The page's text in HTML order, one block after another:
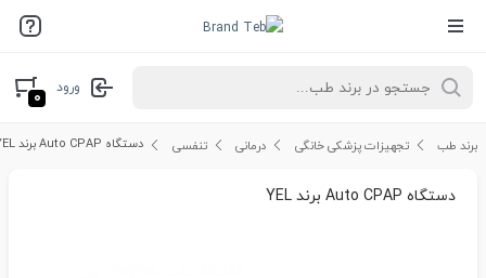
ورود
۰
برند طب تجهیزات پزشکی خانگی درمانی تنفسی دستگاه Auto CPAP برند YEL
دستگاه Auto CPAP برند YEL